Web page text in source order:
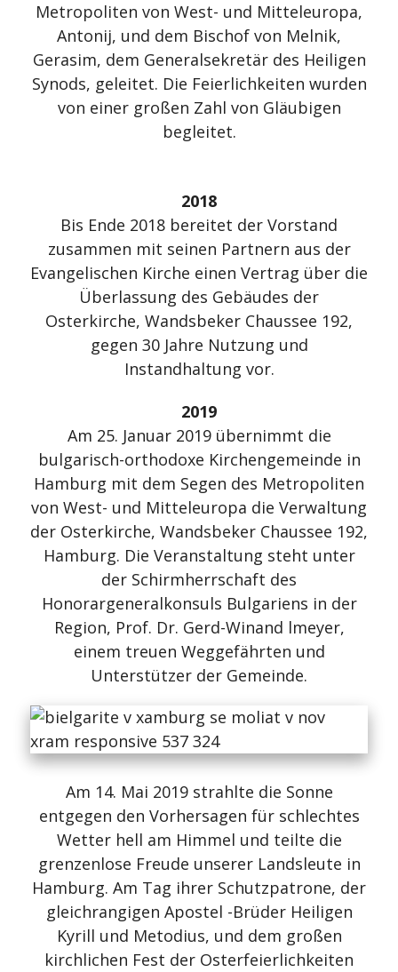
Metropoliten von West- und Mitteleuropa,
Antonij, und dem Bischof von Melnik,
Gerasim, dem Generalsekretär des Heiligen
Synods, geleitet. Die Feierlichkeiten wurden
von einer großen Zahl von Gläubigen
begleitet.
2018
Bis Ende 2018 bereitet der Vorstand
zusammen mit seinen Partnern aus der
Evangelischen Kirche einen Vertrag über die
Überlassung des Gebäudes der
Osterkirche, Wandsbeker Chaussee 192,
gegen 30 Jahre Nutzung und
Instandhaltung vor.
2019
Am 25. Januar 2019 übernimmt die
bulgarisch-orthodoxe Kirchengemeinde in
Hamburg mit dem Segen des Metropoliten
von West- und Mitteleuropa die Verwaltung
der Osterkirche, Wandsbeker Chaussee 192,
Hamburg. Die Veranstaltung steht unter
der Schirmherrschaft des
Honorargeneralkonsuls Bulgariens in der
Region, Prof. Dr. Gerd-Winand lmeyer,
einem treuen Weggefährten und
Unterstützer der Gemeinde.
Am 14. Mai 2019 strahlte die Sonne
entgegen den Vorhersagen für schlechtes
Wetter hell am Himmel und teilte die
grenzenlose Freude unserer Landsleute in
Hamburg. Am Tag ihrer Schutzpatrone, der
gleichrangigen Apostel -Brüder Heiligen
Kyrill und Metodius, und dem großen
kirchlichen Fest der Osterfeierlichkeiten